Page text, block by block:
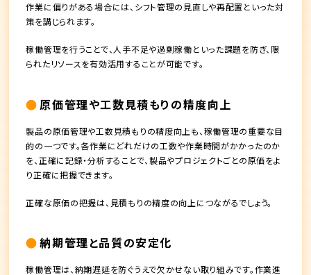
作業に偏りがある場合には、シフト管理の見直しや再配置といった対
策を講じられます。
稼働管理を行うことで、人手不足や過剰稼働といった課題を防ぎ、限
られたリソースを有効活用することが可能です。
原価管理や工数見積もりの精度向上
製品の原価管理や工数見積もりの精度向上も、稼働管理の重要な目
的の一つです。各作業にどれだけの工数や作業時間がかかったのか
を、正確に記録・分析することで、製品やプロジェクトごとの原価をよ
り正確に把握できます。
正確な原価の把握は、見積もりの精度の向上につながるでしょう。
納期管理と品質の安定化
稼働管理は、納期遅延を防ぐうえで欠かせない取り組みです。作業進